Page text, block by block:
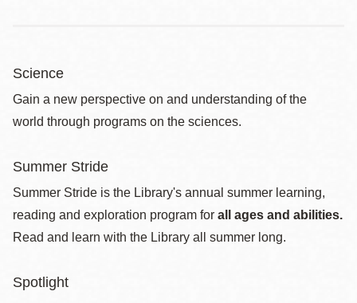
Science
Gain a new perspective on and understanding of the
world through programs on the sciences.
Summer Stride
Summer Stride is the Library's annual summer learning,
reading and exploration program for all ages and abilities.
Read and learn with the Library all summer long.
Spotlight